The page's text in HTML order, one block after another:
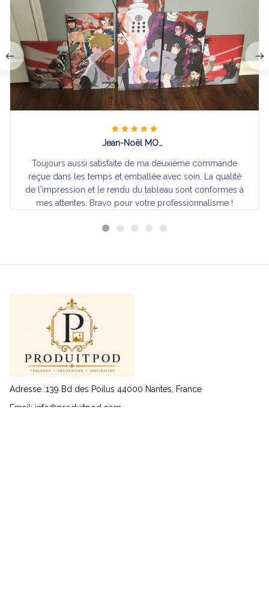
Jean-Noël MONTABORD
Toujours aussi satisfaite de ma deuxième commande
reçue dans les temps et emballée avec soin. La qualité
de l'impression et le rendu du tableau sont conformes à
mes attentes. Bravo pour votre professionnalisme !
Adresse :139 Bd des Poilus 44000 Nantes, France
Email: info@produitpod.com